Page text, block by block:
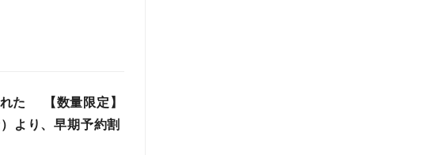
れた 【数量限定】
より、早期予約割